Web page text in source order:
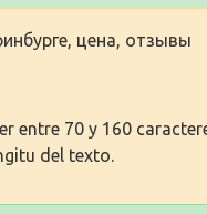
цена, отзывы
entre 70 y 160
del texto.